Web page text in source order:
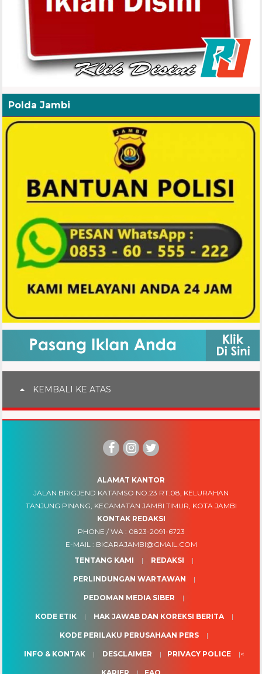
Polda Jambi
KEMBALI KE ATAS
ALAMAT KANTOR
JALAN BRIGJEND KATAMSO NO.23 RT.08, KELURAHAN
TANJUNG PINANG, KECAMATAN JAMBI TIMUR, KOTA JAMBI
KONTAK REDAKSI
PHONE / WA : 0823-2091-6723
E-MAIL : BICARAJAMBI@GMAIL.COM
TENTANG KAMI
REDAKSI
PERLINDUNGAN WARTAWAN
PEDOMAN MEDIA SIBER
KODE ETIK HAK JAWAB DAN KOREKSI BERITA
KODE PERILAKU PERUSAHAAN PERS
INFO & KONTAK DESCLAIMER PRIVACY POLICE <